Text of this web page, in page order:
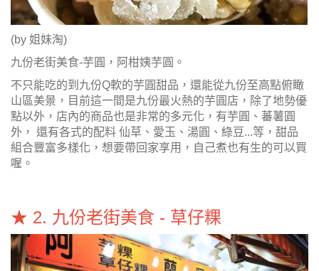
(by 姐妹淘)
九份老街美食-芋圓，阿柑姨芋圓。
不只能吃的到九份Q軟的芋圓甜品，還能從九份至高點俯瞰
山區美景，目前這一間是九份最火熱的芋圓店，除了地勢優
點以外，店內的商品也是非常的多元化，有芋圓、蕃薯圓
外， 還有各式的配料 仙草、愛玉、湯圓、綠豆...等，甜品
組合豐富多樣化，想要帶回家享用，自己煮也有生的可以買
喔。
★ 2. 九份老街美食 - 草仔粿